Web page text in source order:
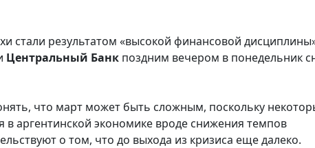
стали результатом «высокой финансовой
Центральный Банк поздним вечером в понедельник
что март может быть сложным, поскольку
в аргентинской экономике вроде снижения темпов
о том, что до выхода из кризиса еще далеко.